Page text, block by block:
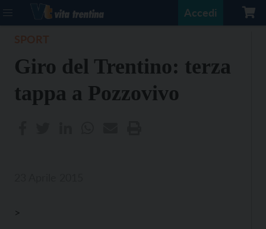
Accedi
Giro del Trentino: terza
tappa a Pozzovivo
>